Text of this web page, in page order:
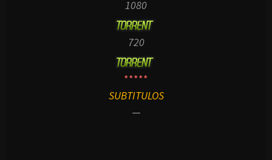
1080
720
*****
SUBTITULOS
—